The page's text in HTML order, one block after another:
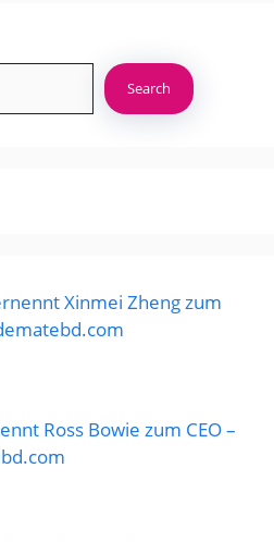
Search
Xinmei Zheng zum
Ross Bowie zum CEO –